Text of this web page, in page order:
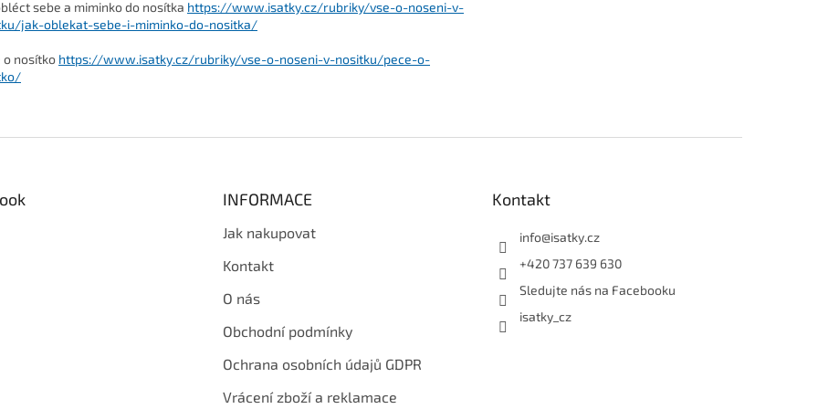
sebe a miminko do nosítka https://www.isatky.cz/rubriky/vse-o-noseni-v-
jak-oblekat-sebe-i-miminko-do-nositka/
o nosítko https://www.isatky.cz/rubriky/vse-o-noseni-v-nositku/pece-o-
INFORMACE
Jak nakupovat
Kontakt
O nás
Obchodní podmínky
Ochrana osobních údajů GDPR
Vrácení zboží a reklamace
Kontakt
info@isatky.cz
+420 737 639 630
Sledujte nás na Facebooku
isatky_cz